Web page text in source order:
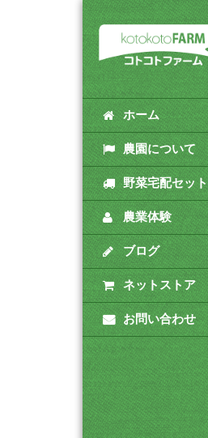
ホーム
農園について
野菜宅配セット
農業体験
ブログ
ネットストア
お問い合わせ